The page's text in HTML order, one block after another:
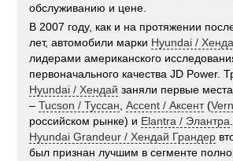
обслуживанию и цене.
В 2007 году, как и на протяжении
лет, автомобили марки Hyundai /
лидерами американского
первоначального качества JD Power.
Hyundai / Хендай заняли первые
–Tucson / Туссан ,Accent / Аксент(
российском рынке) и Elantra / Элантра
Hyundai Grandeur / Хендай Грандер
был признан лучшим в сегменте